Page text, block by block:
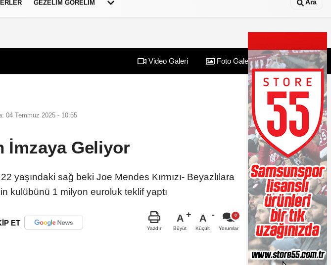
GEZELIM GÖRELIM Ara
Video Galeri Foto Galeri Yazarlar
04 Temmuz 2025 - 10:55
İmzaya Geliyor
yaşındaki sağ beki Joe Mendes Kırmızı- Beyazlılara
kulübünü 1 milyon euroluk teklif yaptı
ET
Yazdır
A
Büyüt
A
Küçült Yorumlar